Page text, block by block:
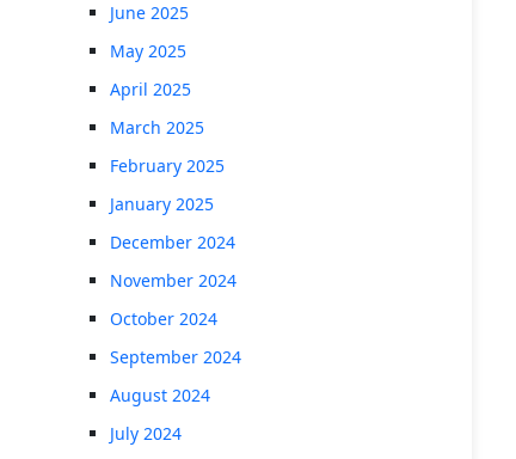
June 2025
May 2025
April 2025
March 2025
February 2025
January 2025
December 2024
November 2024
October 2024
September 2024
August 2024
July 2024